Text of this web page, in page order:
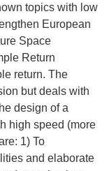
topics with low
European
Space
Return
return. The
but deals with
design of a
high speed (more
1) To
and elaborate